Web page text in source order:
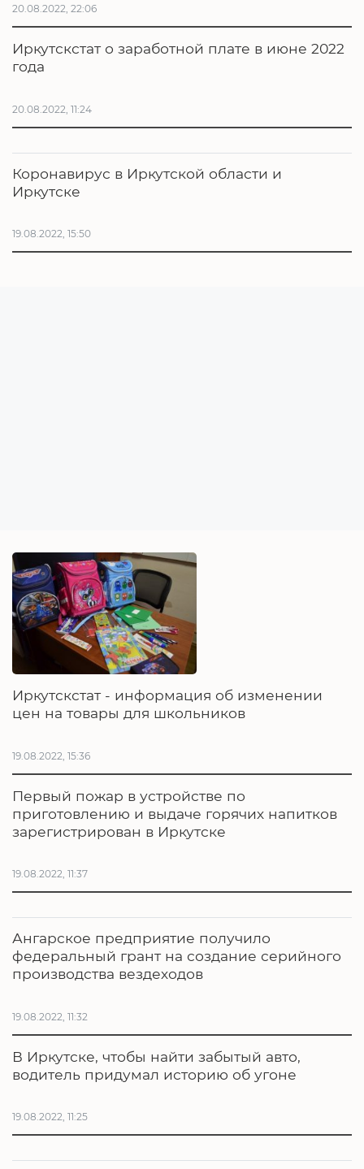
20.08.2022, 22:06
Иркутскстат о заработной плате в июне 2022
года
20.08.2022, 11:24
Коронавирус в Иркутской области и
Иркутске
19.08.2022, 15:50
Иркутскстат - информация об изменении
цен на товары для школьников
19.08.2022, 15:36
Первый пожар в устройстве по
приготовлению и выдаче горячих напитков
зарегистрирован в Иркутске
19.08.2022, 11:37
Ангарское предприятие получило
федеральный грант на создание серийного
производства вездеходов
19.08.2022, 11:32
В Иркутске, чтобы найти забытый авто,
водитель придумал историю об угоне
19.08.2022, 11:25